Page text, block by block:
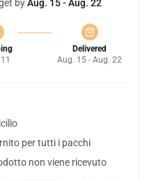
byAug. 15 - Aug. 22
Delivered
Aug. 15 - Aug. 22
per tutti i pacchi
non viene ricevuto